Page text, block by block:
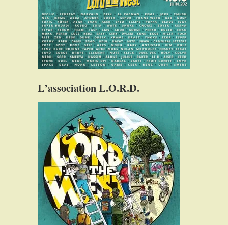
L’association L.O.R.D.